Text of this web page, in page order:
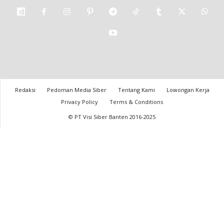
Redaksi Pedoman Media Siber Tentang Kami
Lowongan Kerja
Privacy Policy
Terms & Conditions
© PT Visi Siber Banten 2016-2025